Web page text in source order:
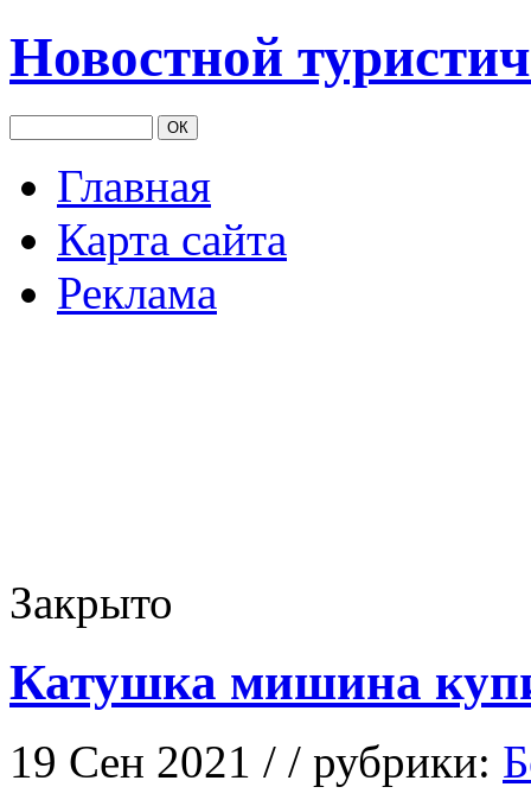
Новостной
Главная
Карта сайта
Реклама
Закрыто
Катушка мишина
19 Сен 2021 / / рубрики: